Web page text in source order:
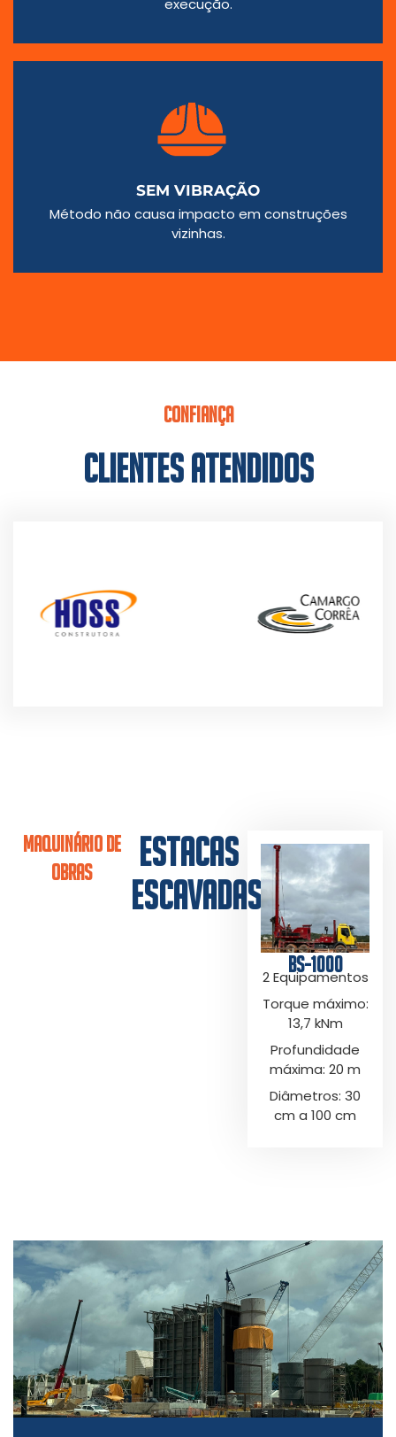
execução.
SEM VIBRAÇÃO
Método não causa impacto em construções
vizinhas.
CONFIANÇA
CLIENTES ATENDIDOS
MAQUINÁRIO DE
OBRAS
ESTACAS
ESCAVADAS
BS-1000
2 Equipamentos
Torque máximo:
13,7 kNm
Profundidade
máxima: 20 m
Diâmetros: 30
cm a 100 cm